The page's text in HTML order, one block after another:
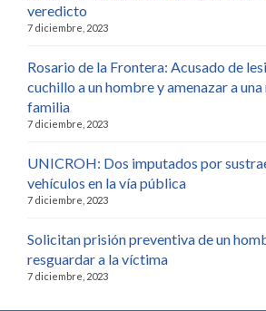
veredicto
7 diciembre, 2023
Rosario de la Frontera: Acusado de
cuchillo a un hombre y amenazar a una
familia
7 diciembre, 2023
UNICROH: Dos imputados por
vehículos en la vía pública
7 diciembre, 2023
Solicitan prisión preventiva de un
resguardar a la víctima
7 diciembre, 2023